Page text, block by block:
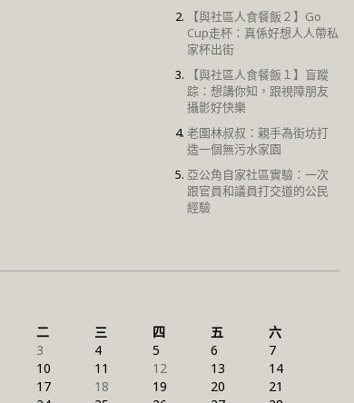
【與社區人食餐飯２】Go
Cup走杯：真係好想人人帶私
家杯出街
【與社區人食餐飯１】盲蹤
踪：想講你知，跟視障朋友
攝影好快樂
老圍林叔叔：親手為街坊打
造一個無污水家園
亞公角自家社區實驗：一次
跟官員和議員打交道的公民
經驗
二 三 四 五
六
3 4 5 6
7
10 11 12 13
14
17 18 19 20
21